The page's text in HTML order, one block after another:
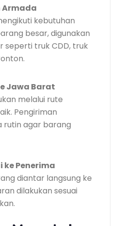
Armada
kebutuhan
besar, digunakan
seperti truk CDD, truk
Jawa Barat
melalui rute
Pengiriman
rutin agar barang
ke Penerima
diantar langsung ke
dilakukan sesuai